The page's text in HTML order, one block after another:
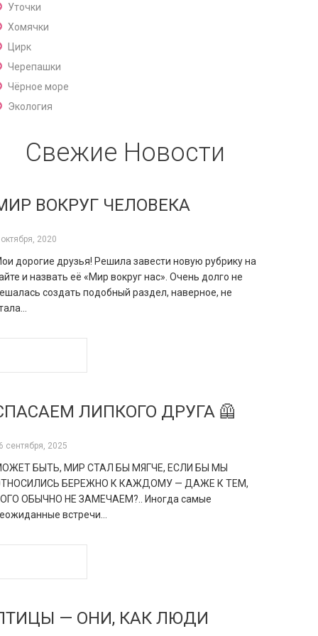
Уточки
Хомячки
Цирк
Черепашки
Чёрное море
Экология
Свежие Новости
ВОКРУГ ЧЕЛОВЕКА
2020
дорогие друзья! Решила завести новую рубрику на
и назвать её «Мир вокруг нас». Очень долго не
создать подобный раздел, наверное, не
ЛИПКОГО ДРУГА 🦺
сентября, 2025
БЫТЬ, МИР СТАЛ БЫ МЯГЧЕ, ЕСЛИ БЫ МЫ
БЕРЕЖНО К КАЖДОМУ — ДАЖЕ К ТЕМ,
ОБЫЧНО НЕ ЗАМЕЧАЕМ?.. Иногда самые
встречи…
— ОНИ, КАК ЛЮДИ